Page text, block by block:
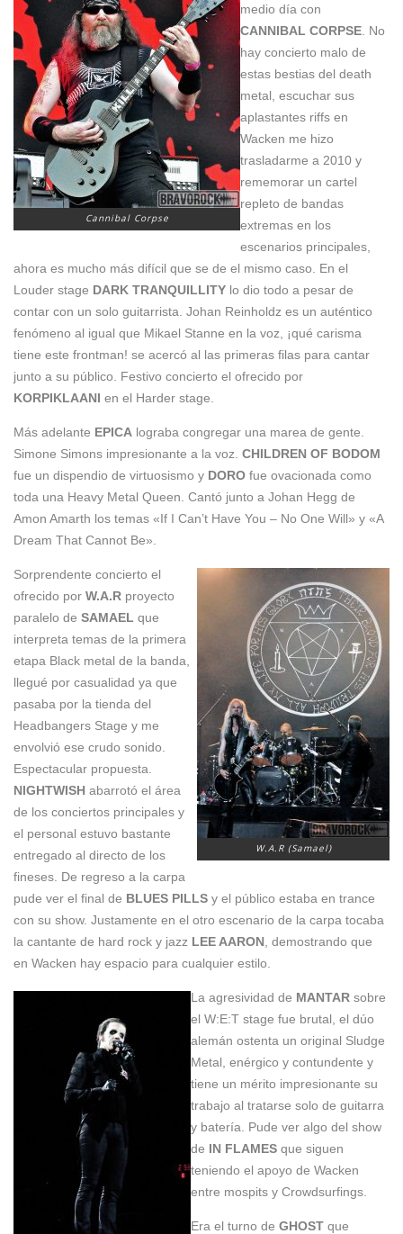
Cannibal Corpse
medio día con
CANNIBAL CORPSE . No
hay concierto malo de
estas bestias del death
metal, escuchar sus
aplastantes riffs en
Wacken me hizo
trasladarme a 2010 y
rememorar un cartel
repleto de bandas
extremas en los
escenarios principales,
ahora es mucho más difícil que se de el mismo caso. En el
Louder stage DARK TRANQUILLITY lo dio todo a pesar de
contar con un solo guitarrista. Johan Reinholdz es un auténtico
fenómeno al igual que Mikael Stanne en la voz, ¡qué carisma
tiene este frontman! se acercó al las primeras filas para cantar
junto a su público. Festivo concierto el ofrecido por
KORPIKLAANI en el Harder stage.
Más adelante EPICA lograba congregar una marea de gente.
Simone Simons impresionante a la voz. CHILDREN OF BODOM
fue un dispendio de virtuosismo y DORO fue ovacionada como
toda una Heavy Metal Queen. Cantó junto a Johan Hegg de
Amon Amarth los temas «If I Can’t Have You – No One Will» y «A
Dream That Cannot Be».
W.A.R (Samael)
Sorprendente concierto el
ofrecido por W.A.R proyecto
paralelo de SAMAEL que
interpreta temas de la primera
etapa Black metal de la banda,
llegué por casualidad ya que
pasaba por la tienda del
Headbangers Stage y me
envolvió ese crudo sonido.
Espectacular propuesta.
NIGHTWISH abarrotó el área
de los conciertos principales y
el personal estuvo bastante
entregado al directo de los
fineses. De regreso a la carpa
pude ver el final de BLUES PILLS y el público estaba en trance
con su show. Justamente en el otro escenario de la carpa tocaba
la cantante de hard rock y jazz LEE AARON , demostrando que
en Wacken hay espacio para cualquier estilo.
La agresividad de MANTAR sobre
el W:E:T stage fue brutal, el dúo
alemán ostenta un original Sludge
Metal, enérgico y contundente y
tiene un mérito impresionante su
trabajo al tratarse solo de guitarra
y batería. Pude ver algo del show
de IN FLAMES que siguen
teniendo el apoyo de Wacken
entre mospits y Crowdsurfings.
Era el turno de GHOST que